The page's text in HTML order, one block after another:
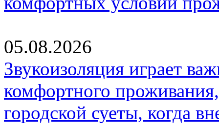
05.08.2026
Звукоизоляция играет
комфортного
городской суеты, когда